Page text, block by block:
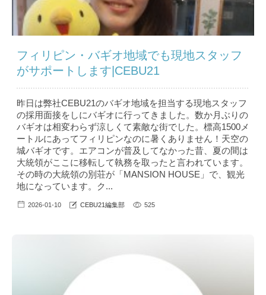
フィリピン・バギオ地域でも現地スタッフ
がサポートします|CEBU21
昨日は弊社CEBU21のバギオ地域を担当する現地スタッフ
の採用面接をしにバギオに行ってきました。数か月ぶりの
バギオは相変わらず涼しくて素敵な街でした。標高1500メ
ートルにあってフィリピンなのに暑くありません！天空の
城バギオです。エアコンが普及してなかった昔、夏の間は
大統領がここに移転して執務を取ったと言われています。
その時の大統領の別荘が「MANSION HOUSE」で、観光
地になっています。ク...
2026-01-10 CEBU21編集部 525